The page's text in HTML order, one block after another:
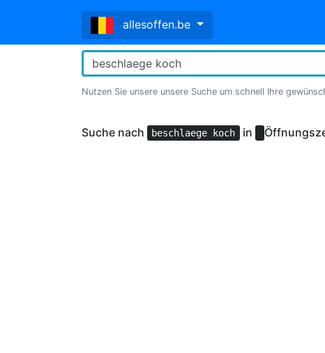
allesoffen.be
Nutzen Sie unsere unsere Suche um schnell Ihre
Suche nach beschlaege koch in